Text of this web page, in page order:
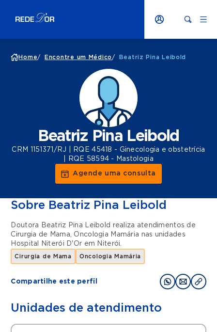
Home/ Encontre um Médico / Beatriz Pina Leibold
Beatriz Pina Leibold
CRM 1151371/RJ | RQE 45418 - Ginecologia e obstetrícia
| RQE 58594 - Mastologia
Agende uma consulta
Sobre Beatriz Pina Leibold
Doutora Beatriz Pina Leibold realiza atendimentos de
Cirurgia de Mama, Oncologia Mamária nas unidades
Hospital Niterói D'Or em Niterói.
Cirurgia de Mama Oncologia Mamária
Compartilhe este perfil
Unidades de atendimento